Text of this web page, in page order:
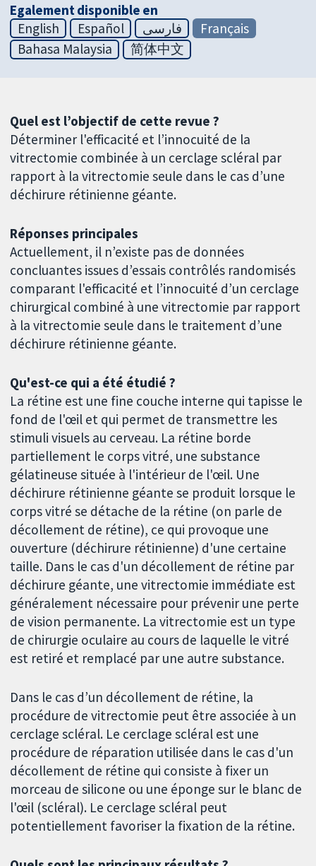
Egalement disponible en
English
Español فارسی
Français
Bahasa Malaysia
简体中文
Quel est l’objectif de cette revue ?
Déterminer l'efficacité et l’innocuité de la
vitrectomie combinée à un cerclage scléral par
rapport à la vitrectomie seule dans le cas d’une
déchirure rétinienne géante.
Réponses principales
Actuellement, il n’existe pas de données
concluantes issues d’essais contrôlés randomisés
comparant l'efficacité et l’innocuité d’un cerclage
chirurgical combiné à une vitrectomie par rapport
à la vitrectomie seule dans le traitement d’une
déchirure rétinienne géante.
Qu'est-ce qui a été étudié ?
La rétine est une fine couche interne qui tapisse le
fond de l'œil et qui permet de transmettre les
stimuli visuels au cerveau. La rétine borde
partiellement le corps vitré, une substance
gélatineuse située à l'intérieur de l'œil. Une
déchirure rétinienne géante se produit lorsque le
corps vitré se détache de la rétine (on parle de
décollement de rétine), ce qui provoque une
ouverture (déchirure rétinienne) d'une certaine
taille. Dans le cas d'un décollement de rétine par
déchirure géante, une vitrectomie immédiate est
généralement nécessaire pour prévenir une perte
de vision permanente. La vitrectomie est un type
de chirurgie oculaire au cours de laquelle le vitré
est retiré et remplacé par une autre substance.
Dans le cas d’un décollement de rétine, la
procédure de vitrectomie peut être associée à un
cerclage scléral. Le cerclage scléral est une
procédure de réparation utilisée dans le cas d'un
décollement de rétine qui consiste à fixer un
morceau de silicone ou une éponge sur le blanc de
l'œil (scléral). Le cerclage scléral peut
potentiellement favoriser la fixation de la rétine.